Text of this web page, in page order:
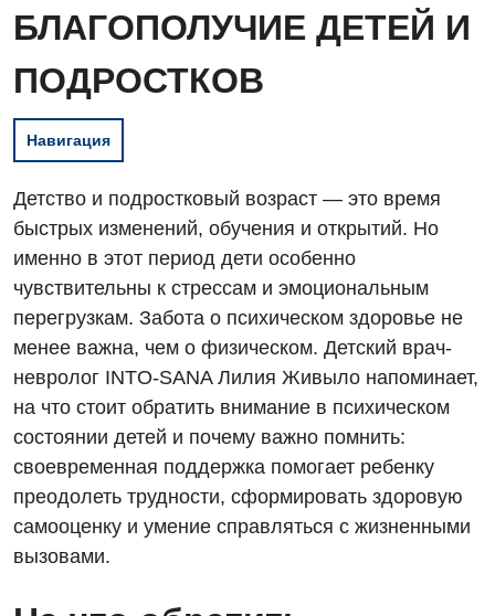
БЛАГОПОЛУЧИЕ ДЕТЕЙ И
ПОДРОСТКОВ
Навигация
Детство и подростковый возраст — это время
быстрых изменений, обучения и открытий. Но
именно в этот период дети особенно
чувствительны к стрессам и эмоциональным
перегрузкам. Забота о психическом здоровье не
менее важна, чем о физическом. Детский врач-
невролог INTO-SANA Лилия Живыло напоминает,
на что стоит обратить внимание в психическом
состоянии детей и почему важно помнить:
своевременная поддержка помогает ребенку
преодолеть трудности, сформировать здоровую
самооценку и умение справляться с жизненными
вызовами.